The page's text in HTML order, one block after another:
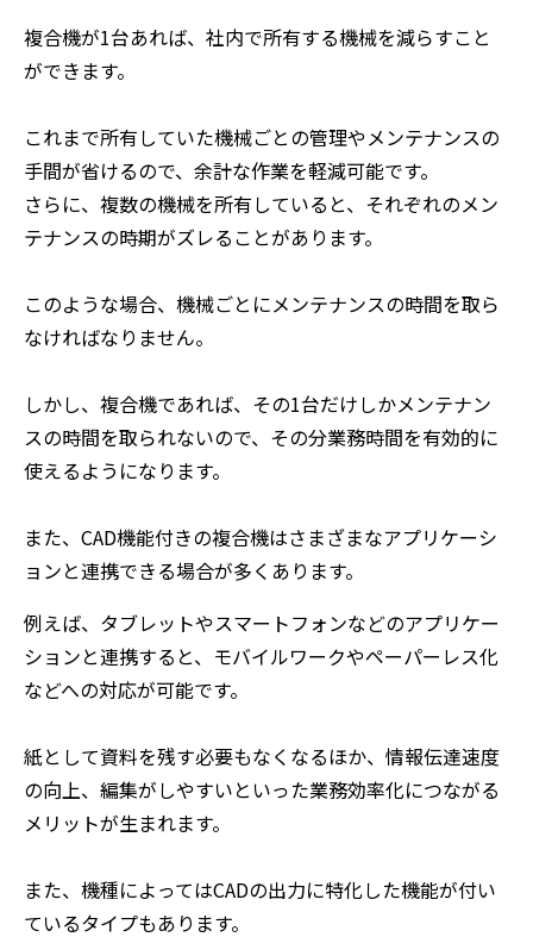
複合機が1台あれば、社内で所有する機械を減らすこと
ができます。
これまで所有していた機械ごとの管理やメンテナンスの
手間が省けるので、余計な作業を軽減可能です。
さらに、複数の機械を所有していると、それぞれのメン
テナンスの時期がズレることがあります。
このような場合、機械ごとにメンテナンスの時間を取ら
なければなりません。
しかし、複合機であれば、その1台だけしかメンテナン
スの時間を取られないので、その分業務時間を有効的に
使えるようになります。
また、CAD機能付きの複合機はさまざまなアプリケーシ
ョンと連携できる場合が多くあります。
例えば、タブレットやスマートフォンなどのアプリケー
ションと連携すると、モバイルワークやペーパーレス化
などへの対応が可能です。
紙として資料を残す必要もなくなるほか、情報伝達速度
の向上、編集がしやすいといった業務効率化につながる
メリットが生まれます。
また、機種によってはCADの出力に特化した機能が付い
ているタイプもあります。